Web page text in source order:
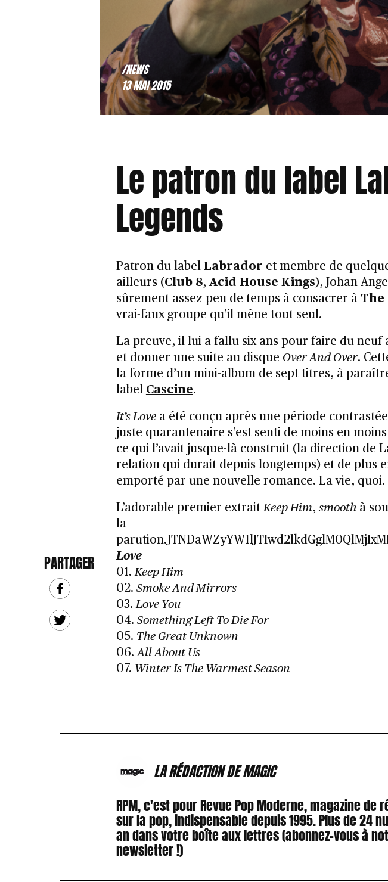
/NEWS
13 MAI 2015
Le patron du label
Legends
PARTAGER
Patron du label Labrador et membre de
ailleurs (Club 8, Acid House Kings), Johan
sûrement assez peu de temps à consacrer à The
vrai-faux groupe qu’il mène tout seul.
La preuve, il lui a fallu six ans pour faire du neuf
et donner une suite au disque Over And Over.
la forme d’un mini-album de sept titres, à
label Cascine.
It’s Lovea été conçu après une période
juste quarantenaire s’est senti de moins en
ce qui l’avait jusque-là construit (la direction de
relation qui durait depuis longtemps) et de plus
emporté par une nouvelle romance. La vie, quoi.
L’adorable premier extrait Keep Him, smoothà
la
Love
01. Keep Him
02. Smoke And Mirrors
03. Love You
04. Something Left To Die For
05. The Great Unknown
06. All About Us
07. Winter Is The Warmest Season
LA RÉDACTION DE MAGIC
RPM, c'est pour Revue Pop Moderne, magazine de
sur la pop, indispensable depuis 1995. Plus de 24
an dans votre boîte aux lettres (abonnez-vous à
newsletter !)